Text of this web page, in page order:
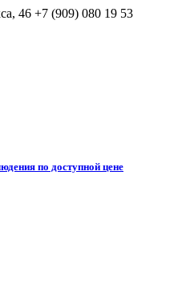
46 +7 (909) 080 19 53
по доступной цене